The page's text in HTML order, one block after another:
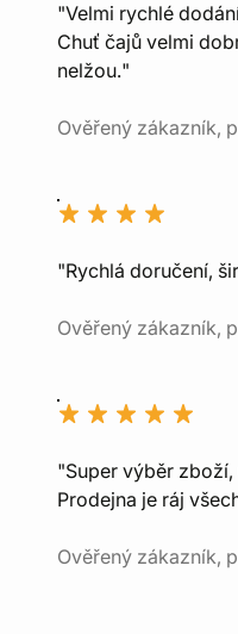
"Velmi rychlé
Chuť čajů velmi
nelžou."
Ověřený zákazník,
"Rychlá doručení,
Ověřený zákazník,
"Super výběr
Prodejna je ráj
Ověřený zákazník,